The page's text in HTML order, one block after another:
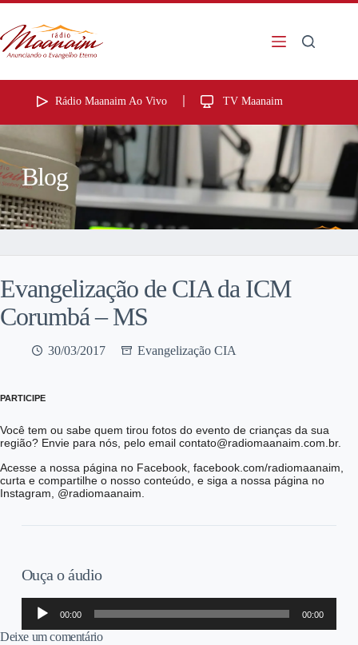
Rádio Maanaim Ao Vivo TV Maanaim
Blog
Evangelização de CIA da ICM
Corumbá – MS
30/03/2017 Evangelização CIA
PARTICIPE
Você tem ou sabe quem tirou fotos do evento de crianças da sua
região? Envie para nós, pelo email contato@radiomaanaim.com.br.
Acesse a nossa página no Facebook, facebook.com/radiomaanaim,
curta e compartilhe o nosso conteúdo, e siga a nossa página no
Instagram, @radiomaanaim.
Ouça o áudio
Tocador
áudio
00:00 00:00
Deixe um comentário